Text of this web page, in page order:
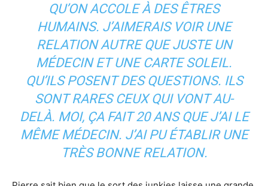
QU’ON ACCOLE À DES ÊTRES
HUMAINS. J’AIMERAIS VOIR UNE
RELATION AUTRE QUE JUSTE UN
MÉDECIN ET UNE CARTE SOLEIL.
QU’ILS POSENT DES QUESTIONS. ILS
SONT RARES CEUX QUI VONT AU-
DELÀ. MOI, ÇA FAIT 20 ANS QUE J’AI LE
MÊME MÉDECIN. J’AI PU ÉTABLIR UNE
TRÈS BONNE RELATION.